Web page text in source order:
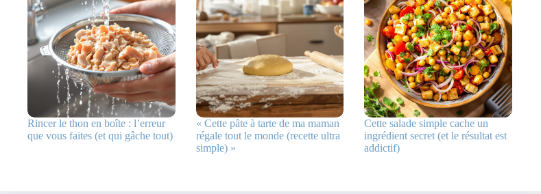
Rincer le thon en boîte : l’erreur
que vous faites (et qui gâche tout)
« Cette pâte à tarte de ma maman
régale tout le monde (recette ultra
simple) »
Cette salade simple cache un
ingrédient secret (et le résultat est
addictif)